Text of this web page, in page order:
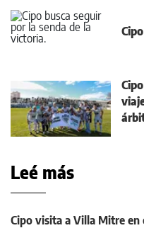
Leé más
Cipo visita a Villa Mitre en